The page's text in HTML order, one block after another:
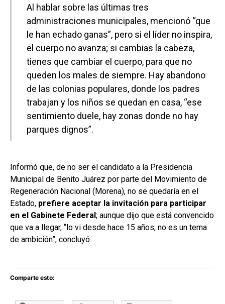
Al hablar sobre las últimas tres
administraciones municipales, mencionó “que
le han echado ganas”, pero si el líder no inspira,
el cuerpo no avanza; si cambias la cabeza,
tienes que cambiar el cuerpo, para que no
queden los males de siempre. Hay abandono
de las colonias populares, donde los padres
trabajan y los niños se quedan en casa, “ese
sentimiento duele, hay zonas donde no hay
parques dignos”.
Informó que, de no ser el candidato a la Presidencia
Municipal de Benito Juárez por parte del Movimiento de
Regeneración Nacional (Morena), no se quedaría en el
Estado, prefiere aceptar la invitación para participar
en el Gabinete Federal; aunque dijo que está convencido
que va a llegar, “lo vi desde hace 15 años, no es un tema
de ambición”, concluyó.
Comparte esto: